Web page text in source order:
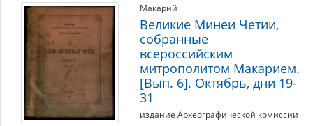
Макарий
Великие Минеи Четии,
собранные
всероссийским
митрополитом Макарием.
[Вып. 6]. Октябрь, дни 19-
31
издание Археографической комиссии